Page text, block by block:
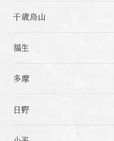
千歳烏山
福生
多摩
日野